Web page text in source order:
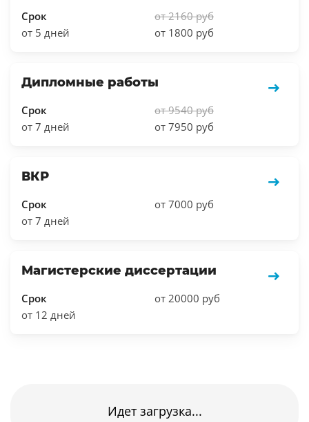
Срок
от 5 дней
от 2160 руб
от 1800 руб
Дипломные работы
Срок
от 7 дней
от 9540 руб
от 7950 руб
ВКР
Срок
от 7 дней
от 7000 руб
Магистерские диссертации
Срок
от 12 дней
от 20000 руб
Идет загрузка...